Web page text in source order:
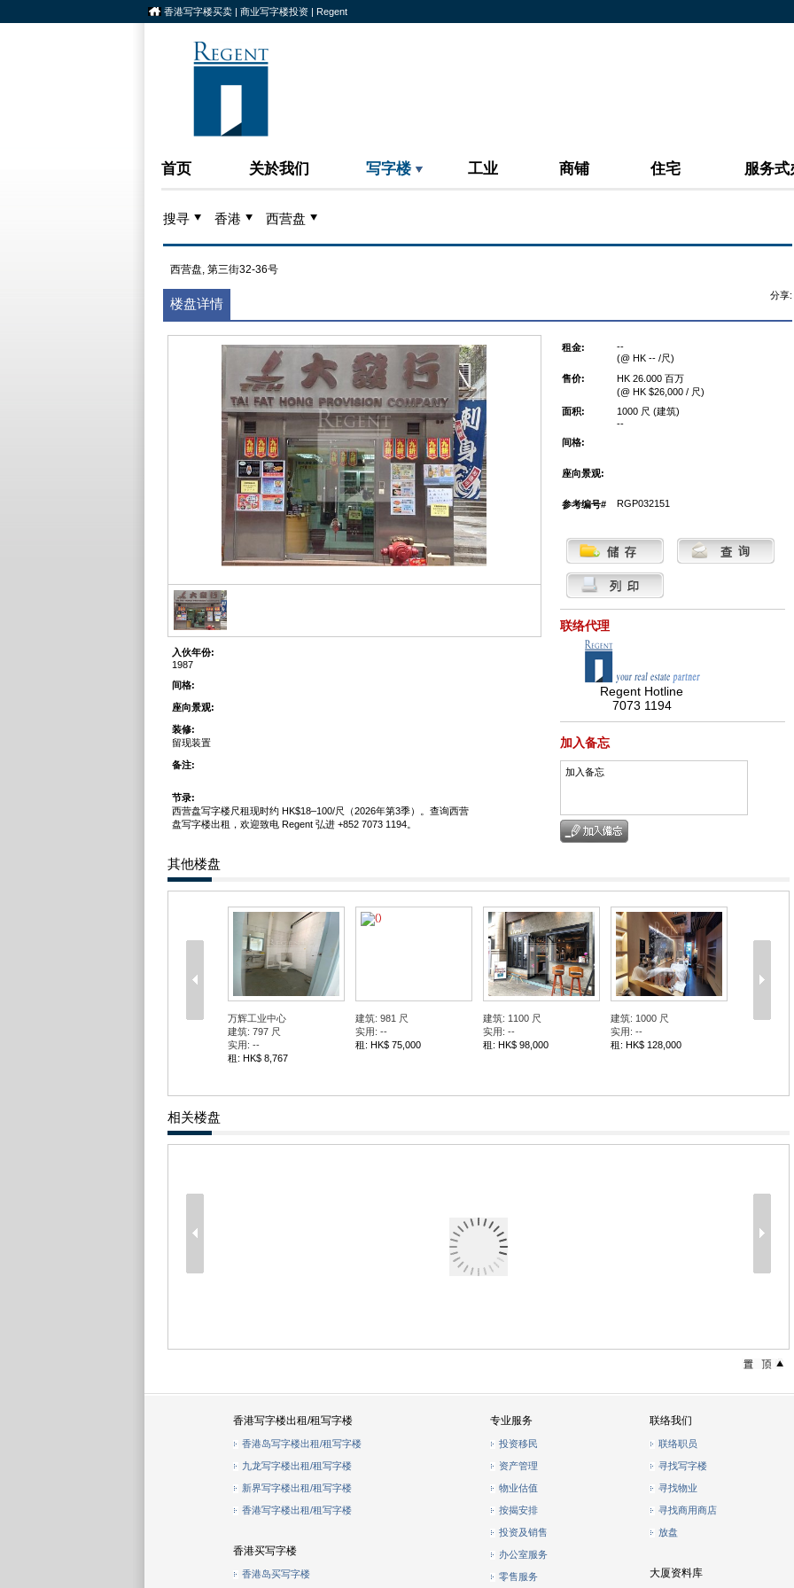
香港写字楼买卖 | 商业写字楼投资 | Regent
首页 关於我们 写字楼 工业 商铺 住宅 服务
搜寻 香港 西营盘
西营盘, 第三街32-36号
楼盘详情
分享:
入伙年份:
1987
间格:
座向景观:
装修:
留现装置
备注:
节录:
西营盘写字楼尺租现时约 HK$18–100/尺（2026年第3季）。查询西营
盘写字楼出租，欢迎致电 Regent 弘进 +852 7073 1194。
租金:
--
(@ HK -- /尺)
售价:
HK 26.000 百万
(@ HK $26,000 / 尺)
面积:
1000 尺 (建筑)
--
间格:
座向景观:
参考编号# RGP032151
联络代理
Regent Hotline
7073 1194
加入备忘
加入备忘
其他楼盘
万辉工业中心
建筑: 797 尺
实用: --
租: HK$ 8,767
建筑: 981 尺
实用: --
租: HK$ 75,000
建筑: 1100 尺
实用: --
租: HK$ 98,000
建筑: 1000 尺
实用: --
租: HK$ 128,000
相关楼盘
香港写字楼出租/租写字楼
香港岛写字楼出租/租写字楼
九龙写字楼出租/租写字楼
新界写字楼出租/租写字楼
香港写字楼出租/租写字楼
香港买写字楼
香港岛买写字楼
专业服务
投资移民
资产管理
物业估值
按揭安排
投资及销售
办公室服务
零售服务
联络我们
联络职员
寻找写字楼
寻找物业
寻找商用商店
放盘
大厦资料库